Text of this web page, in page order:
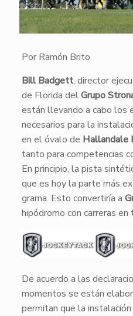
Por Ramón Brito
Bill Badgett, director
de Florida delGrupo
están llevando a cabo los
necesarios para la
en el óvalo de Hallandale
tanto para competencias
En principio, la pista
que es hoy la parte más
grama. Esto convertiría a
hipódromo con carreras
De acuerdo a las
momentos se están
permitan que la